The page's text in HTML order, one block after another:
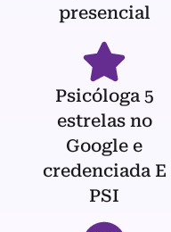
presencial
Psicóloga 5
estrelas no
Google e
credenciada E
PSI